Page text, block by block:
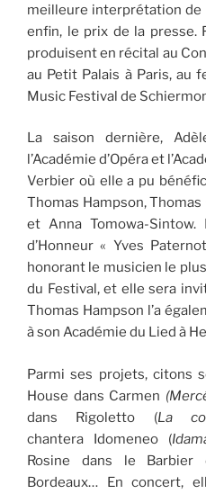
meilleure interprétation de
enfin, le prix de la presse.
produisent en récital au
au Petit Palais à Paris, au
Music Festival de
La saison dernière,
l’Académie d’Opéra et
Verbier où elle a pu
Thomas Hampson,
et Anna Tomowa-
d’Honneur « Yves
honorant le musicien le
du Festival, et elle sera
Thomas Hampson l’a
à son Académie du Lied à
Parmi ses projets, citons
House dans Carmen
dans Rigoletto (La
chantera Idomeneo (
Rosine dans le Barbier
Bordeaux… En concert,